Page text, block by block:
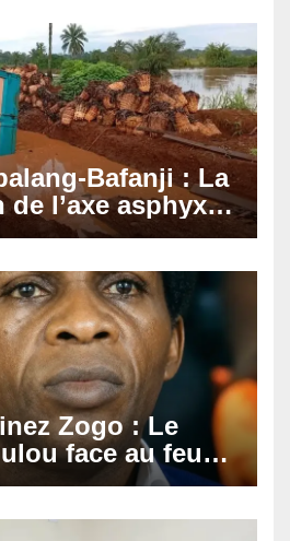
made in
Bafanji : La
l’axe asphyxie
économiques
Zogo : Le
face au feu
de la